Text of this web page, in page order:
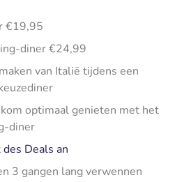
€19,95
diner €24,99
van Italië tijdens een
optimaal genieten met het
diner
Deals an
3 gangen lang verwennen